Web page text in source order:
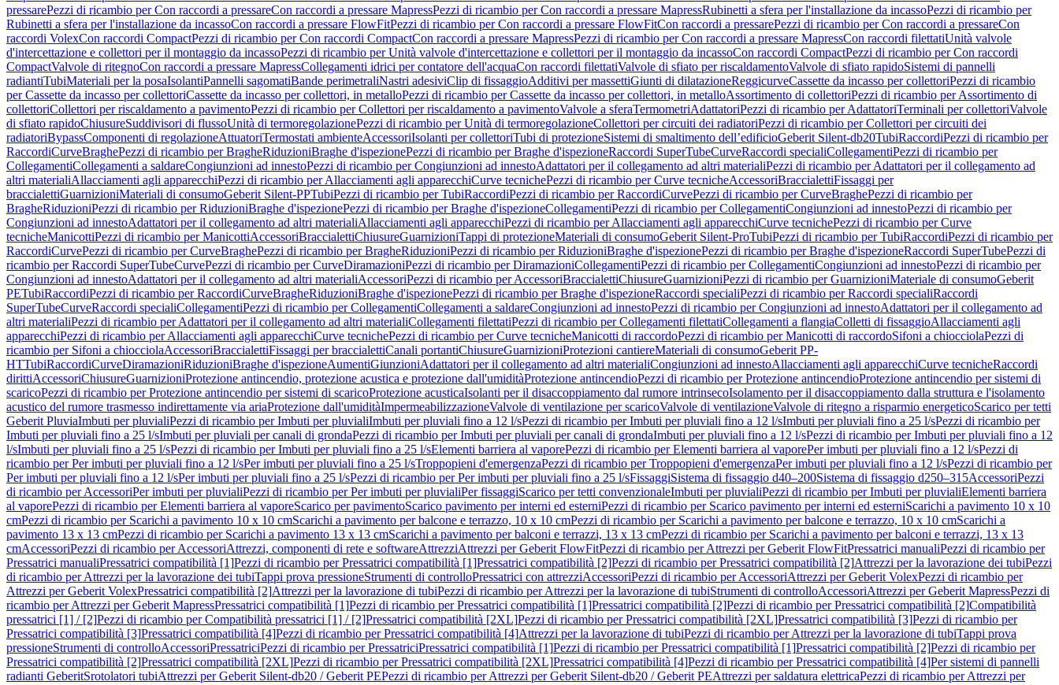
pressarePezzi di ricambio per Con raccordi a pressareCon raccordi a pressare MapressPezzi di ricambio per Con raccordi a pressare MapressRubinetti a sfera per l'installazione da incassoPezzi di ricambio per
Rubinetti a sfera per l'installazione da incassoCon raccordi a pressare FlowFitPezzi di ricambio per Con raccordi a pressare FlowFitCon raccordi a pressarePezzi di ricambio per Con raccordi a pressareCon
raccordi VolexCon raccordi CompactPezzi di ricambio per Con raccordi CompactCon raccordi a pressare MapressPezzi di ricambio per Con raccordi a pressare MapressCon raccordi filettatiUnità valvole
d'intercettazione e collettori per il montaggio da incassoPezzi di ricambio per Unità valvole d'intercettazione e collettori per il montaggio da incassoCon raccordi CompactPezzi di ricambio per Con raccordi
CompactValvole di ritegnoCon raccordi a pressare MapressCollegamenti idrici per contatore dell'acquaCon raccordi filettatiValvole di sfiato per riscaldamentoValvole di sfiato rapidoSistemi di pannelli
radiantiTubiMateriali per la posaIsolantiPannelli sagomatiBande perimetraliNastri adesiviClip di fissaggioAdditivi per massettiGiunti di dilatazioneReggicurveCassette da incasso per collettoriPezzi di ricambio
per Cassette da incasso per collettoriCassette da incasso per collettori, in metalloPezzi di ricambio per Cassette da incasso per collettori, in metalloAssortimento di collettoriPezzi di ricambio per Assortimento di
collettoriCollettori per riscaldamento a pavimentoPezzi di ricambio per Collettori per riscaldamento a pavimentoValvole a sferaTermometriAdattatoriPezzi di ricambio per AdattatoriTerminali per collettoriValvole
di sfiato rapidoChiusureSuddivisori di flussoUnità di termoregolazionePezzi di ricambio per Unità di termoregolazioneCollettori per circuiti dei radiatoriPezzi di ricambio per Collettori per circuiti dei
radiatoriBypassComponenti di regolazioneAttuatoriTermostati ambienteAccessoriIsolanti per collettoriTubi di protezioneSistemi di smaltimento dell’edificioGeberit Silent-db20TubiRaccordiPezzi di ricambio per
RaccordiCurveBraghePezzi di ricambio per BragheRiduzioniBraghe d'ispezionePezzi di ricambio per Braghe d'ispezioneRaccordi SuperTubeCurveRaccordi specialiCollegamentiPezzi di ricambio per
CollegamentiCollegamenti a saldareCongiunzioni ad innestoPezzi di ricambio per Congiunzioni ad innestoAdattatori per il collegamento ad altri materialiPezzi di ricambio per Adattatori per il collegamento ad
altri materialiAllacciamenti agli apparecchiPezzi di ricambio per Allacciamenti agli apparecchiCurve tecnichePezzi di ricambio per Curve tecnicheAccessoriBraccialettiFissaggi per
braccialettiGuarnizioniMateriali di consumoGeberit Silent-PPTubiPezzi di ricambio per TubiRaccordiPezzi di ricambio per RaccordiCurvePezzi di ricambio per CurveBraghePezzi di ricambio per
BragheRiduzioniPezzi di ricambio per RiduzioniBraghe d'ispezionePezzi di ricambio per Braghe d'ispezioneCollegamentiPezzi di ricambio per CollegamentiCongiunzioni ad innestoPezzi di ricambio per
Congiunzioni ad innestoAdattatori per il collegamento ad altri materialiAllacciamenti agli apparecchiPezzi di ricambio per Allacciamenti agli apparecchiCurve tecnichePezzi di ricambio per Curve
tecnicheManicottiPezzi di ricambio per ManicottiAccessoriBraccialettiChiusureGuarnizioniTappi di protezioneMateriali di consumoGeberit Silent-ProTubiPezzi di ricambio per TubiRaccordiPezzi di ricambio per
RaccordiCurvePezzi di ricambio per CurveBraghePezzi di ricambio per BragheRiduzioniPezzi di ricambio per RiduzioniBraghe d'ispezionePezzi di ricambio per Braghe d'ispezioneRaccordi SuperTubePezzi di
ricambio per Raccordi SuperTubeCurvePezzi di ricambio per CurveDiramazioniPezzi di ricambio per DiramazioniCollegamentiPezzi di ricambio per CollegamentiCongiunzioni ad innestoPezzi di ricambio per
Congiunzioni ad innestoAdattatori per il collegamento ad altri materialiAccessoriPezzi di ricambio per AccessoriBraccialettiChiusureGuarnizioniPezzi di ricambio per GuarnizioniMateriale di consumoGeberit
PETubiRaccordiPezzi di ricambio per RaccordiCurveBragheRiduzioniBraghe d'ispezionePezzi di ricambio per Braghe d'ispezioneRaccordi specialiPezzi di ricambio per Raccordi specialiRaccordi
SuperTubeCurveRaccordi specialiCollegamentiPezzi di ricambio per CollegamentiCollegamenti a saldareCongiunzioni ad innestoPezzi di ricambio per Congiunzioni ad innestoAdattatori per il collegamento ad
altri materialiPezzi di ricambio per Adattatori per il collegamento ad altri materialiCollegamenti filettatiPezzi di ricambio per Collegamenti filettatiCollegamenti a flangiaColletti di fissaggioAllacciamenti agli
apparecchiPezzi di ricambio per Allacciamenti agli apparecchiCurve tecnichePezzi di ricambio per Curve tecnicheManicotti di raccordoPezzi di ricambio per Manicotti di raccordoSifoni a chiocciolaPezzi di
ricambio per Sifoni a chiocciolaAccessoriBraccialettiFissaggi per braccialettiCanali portantiChiusureGuarnizioniProtezioni cantiereMateriali di consumoGeberit PP-
HTTubiRaccordiCurveDiramazioniRiduzioniBraghe d'ispezioneAumentiGiunzioniAdattatori per il collegamento ad altri materialiCongiunzioni ad innestoAllacciamenti agli apparecchiCurve tecnicheRaccordi
dirittiAccessoriChiusureGuarnizioniProtezione antincendio, protezione acustica e protezione dall'umiditàProtezione antincendioPezzi di ricambio per Protezione antincendioProtezione antincendio per sistemi di
scaricoPezzi di ricambio per Protezione antincendio per sistemi di scaricoProtezione acusticaIsolanti per il disaccoppiamento dal rumore intrinsecoIsolamento per il disaccoppiamento dalla struttura e l'isolamento
acustico del rumore trasmesso indirettamente via ariaProtezione dall'umiditàImpermeabilizzazioneValvole di ventilazione per scaricoValvole di ventilazioneValvole di ritegno a risparmio energeticoScarico per tetti
Geberit PluviaImbuti per pluvialiPezzi di ricambio per Imbuti per pluvialiImbuti per pluviali fino a 12 l/sPezzi di ricambio per Imbuti per pluviali fino a 12 l/sImbuti per pluviali fino a 25 l/sPezzi di ricambio per
Imbuti per pluviali fino a 25 l/sImbuti per pluviali per canali di grondaPezzi di ricambio per Imbuti per pluviali per canali di grondaImbuti per pluviali fino a 12 l/sPezzi di ricambio per Imbuti per pluviali fino a 12
l/sImbuti per pluviali fino a 25 l/sPezzi di ricambio per Imbuti per pluviali fino a 25 l/sElementi barriera al vaporePezzi di ricambio per Elementi barriera al vaporePer imbuti per pluviali fino a 12 l/sPezzi di
ricambio per Per imbuti per pluviali fino a 12 l/sPer imbuti per pluviali fino a 25 l/sTroppopieni d'emergenzaPezzi di ricambio per Troppopieni d'emergenzaPer imbuti per pluviali fino a 12 l/sPezzi di ricambio per
Per imbuti per pluviali fino a 12 l/sPer imbuti per pluviali fino a 25 l/sPezzi di ricambio per Per imbuti per pluviali fino a 25 l/sFissaggiSistema di fissaggio d40–200Sistema di fissaggio d250–315AccessoriPezzi
di ricambio per AccessoriPer imbuti per pluvialiPezzi di ricambio per Per imbuti per pluvialiPer fissaggiScarico per tetti convenzionaleImbuti per pluvialiPezzi di ricambio per Imbuti per pluvialiElementi barriera
al vaporePezzi di ricambio per Elementi barriera al vaporeScarico per pavimentoScarico pavimento per interni ed esterniPezzi di ricambio per Scarico pavimento per interni ed esterniScarichi a pavimento 10 x 10
cmPezzi di ricambio per Scarichi a pavimento 10 x 10 cmScarichi a pavimento per balcone e terrazzo, 10 x 10 cmPezzi di ricambio per Scarichi a pavimento per balcone e terrazzo, 10 x 10 cmScarichi a
pavimento 13 x 13 cmPezzi di ricambio per Scarichi a pavimento 13 x 13 cmScarichi a pavimento per balconi e terrazzi, 13 x 13 cmPezzi di ricambio per Scarichi a pavimento per balconi e terrazzi, 13 x 13
cmAccessoriPezzi di ricambio per AccessoriAttrezzi, componenti di rete e softwareAttrezziAttrezzi per Geberit FlowFitPezzi di ricambio per Attrezzi per Geberit FlowFitPressatrici manualiPezzi di ricambio per
Pressatrici manualiPressatrici compatibilità [1]Pezzi di ricambio per Pressatrici compatibilità [1]Pressatrici compatibilità [2]Pezzi di ricambio per Pressatrici compatibilità [2]Attrezzi per la lavorazione dei tubiPezzi
di ricambio per Attrezzi per la lavorazione dei tubiTappi prova pressioneStrumenti di controlloPressatrici con attrezziAccessoriPezzi di ricambio per AccessoriAttrezzi per Geberit VolexPezzi di ricambio per
Attrezzi per Geberit VolexPressatrici compatibilità [2]Attrezzi per la lavorazione di tubiPezzi di ricambio per Attrezzi per la lavorazione di tubiStrumenti di controlloAccessoriAttrezzi per Geberit MapressPezzi di
ricambio per Attrezzi per Geberit MapressPressatrici compatibilità [1]Pezzi di ricambio per Pressatrici compatibilità [1]Pressatrici compatibilità [2]Pezzi di ricambio per Pressatrici compatibilità [2]Compatibilità
pressatrici [1] / [2]Pezzi di ricambio per Compatibilità pressatrici [1] / [2]Pressatrici compatibilità [2XL]Pezzi di ricambio per Pressatrici compatibilità [2XL]Pressatrici compatibilità [3]Pezzi di ricambio per
Pressatrici compatibilità [3]Pressatrici compatibilità [4]Pezzi di ricambio per Pressatrici compatibilità [4]Attrezzi per la lavorazione di tubiPezzi di ricambio per Attrezzi per la lavorazione di tubiTappi prova
pressioneStrumenti di controlloAccessoriPressatriciPezzi di ricambio per PressatriciPressatrici compatibilità [1]Pezzi di ricambio per Pressatrici compatibilità [1]Pressatrici compatibilità [2]Pezzi di ricambio per
Pressatrici compatibilità [2]Pressatrici compatibilità [2XL]Pezzi di ricambio per Pressatrici compatibilità [2XL]Pressatrici compatibilità [4]Pezzi di ricambio per Pressatrici compatibilità [4]Per sistemi di pannelli
radianti GeberitSrotolatori tubiAttrezzi per Geberit Silent-db20 / Geberit PEPezzi di ricambio per Attrezzi per Geberit Silent-db20 / Geberit PEAttrezzi per saldatura elettricaPezzi di ricambio per Attrezzi per